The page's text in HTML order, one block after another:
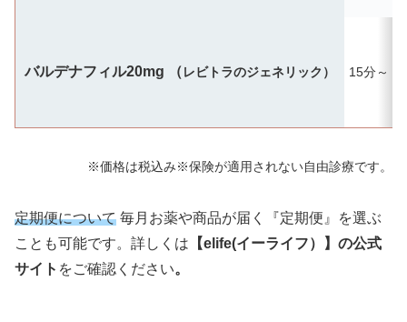
バルデナフィル20mg （レビトラのジェネリック） 15分～
※価格は税込み※保険が適用されない自由診療です。
定期便について 毎月お薬や商品が届く『定期便』を選ぶ
ことも可能です。詳しくは 【elife(イーライフ）】の公式
サイト をご確認ください。